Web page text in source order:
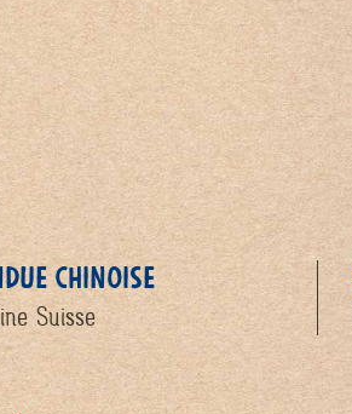
CHINOISE
Suisse